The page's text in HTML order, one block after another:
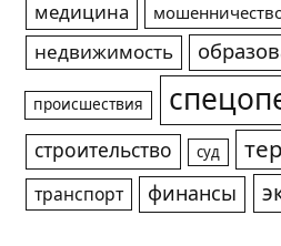
медицина
недвижимость
происшествия
строительство суд
транспорт финансы